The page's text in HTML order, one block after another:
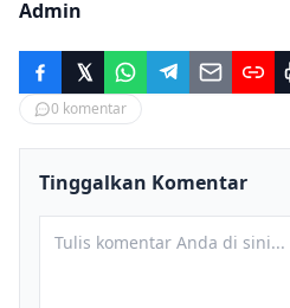
Admin
0 komentar
Tinggalkan Komentar